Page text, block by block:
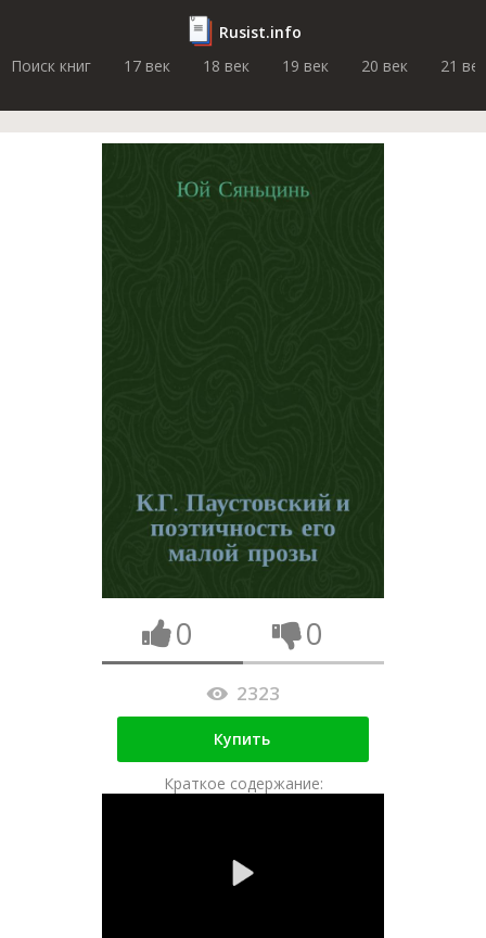
Rusist.info
Поиск книг
17 век 18 век 19 век 20 век 21 век
0 0
2323
Купить
Краткое содержание: